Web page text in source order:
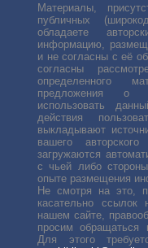
Материалы,
публичных
обладаете
информацию,
и не согласны с её
согласны
определенного
предложения о
использовать
действия
выкладывают
вашего
загружаются
с чьей либо
опыте размещения
Не смотря на это,
касательно
нашем сайте,
просим
Для этого